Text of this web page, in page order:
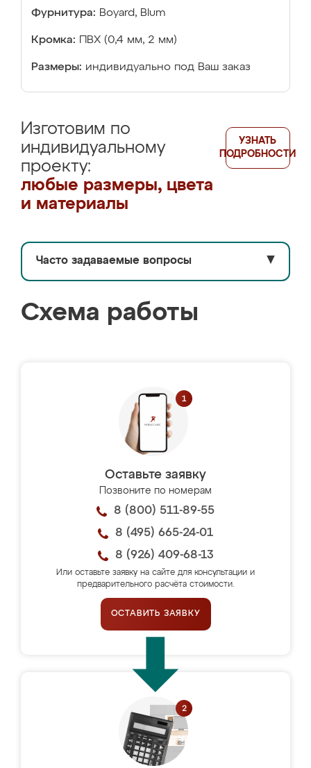
Фурнитура: Boyard, Blum
Кромка: ПВХ (0,4 мм, 2 мм)
Размеры: индивидуально под Ваш заказ
Изготовим по
индивидуальному
проекту:
любые размеры, цвета
и материалы
УЗНАТЬ
ПОДРОБНОСТИ
Часто задаваемые вопросы ▼
Схема работы
Оставьте заявку
Позвоните по номерам
8 (800) 511-89-55
8 (495) 665-24-01
8 (926) 409-68-13
Или оставьте заявку на сайте для консультации и
предварительного расчёта стоимости.
ОСТАВИТЬ ЗАЯВКУ